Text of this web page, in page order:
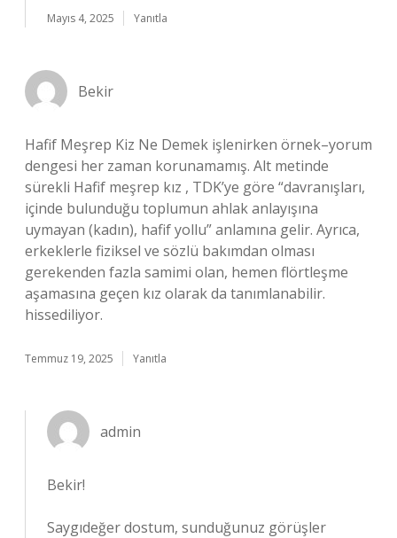
Mayıs 4, 2025 Yanıtla
Bekir
Hafif Meşrep Kiz Ne Demek işlenirken örnek–yorum
dengesi her zaman korunamamış. Alt metinde
sürekli Hafif meşrep kız , TDK’ye göre “davranışları,
içinde bulunduğu toplumun ahlak anlayışına
uymayan (kadın), hafif yollu” anlamına gelir. Ayrıca,
erkeklerle fiziksel ve sözlü bakımdan olması
gerekenden fazla samimi olan, hemen flörtleşme
aşamasına geçen kız olarak da tanımlanabilir.
hissediliyor.
Temmuz 19, 2025 Yanıtla
admin
Bekir!
Saygıdeğer dostum, sunduğunuz görüşler